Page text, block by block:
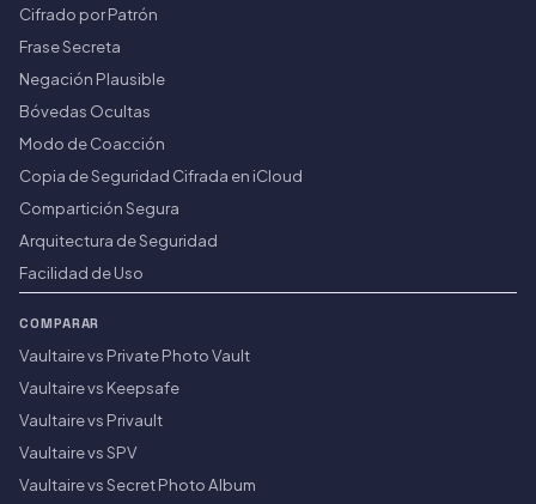
Cifrado por Patrón
Frase Secreta
Negación Plausible
Bóvedas Ocultas
Modo de Coacción
Copia de Seguridad Cifrada en iCloud
Compartición Segura
Arquitectura de Seguridad
Facilidad de Uso
COMPARAR
Vaultaire vs Private Photo Vault
Vaultaire vs Keepsafe
Vaultaire vs Privault
Vaultaire vs SPV
Vaultaire vs Secret Photo Album